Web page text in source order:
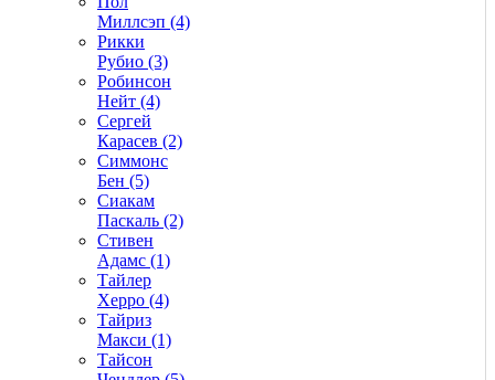
Миллсэп (4)
Рикки
Рубио (3)
Робинсон
Нейт (4)
Сергей
Карасев (2)
Симмонс
Бен (5)
Сиакам
Паскаль (2)
Стивен
Адамс (1)
Тайлер
Херро (4)
Тайриз
Макси (1)
Тайсон